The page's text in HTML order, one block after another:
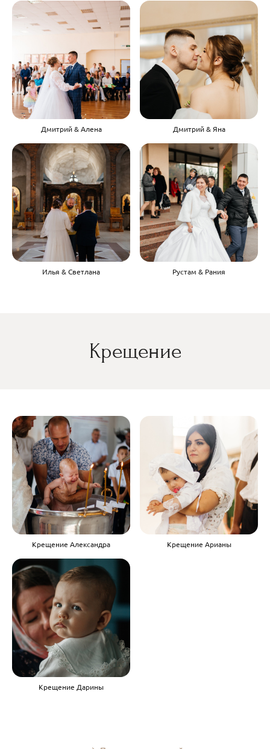
Дмитрий & Алена Дмитрий & Яна
Илья & Светлана Рустам & Рания
Крещение
Крещение Александра Крещение Арианы
Крещение Дарины